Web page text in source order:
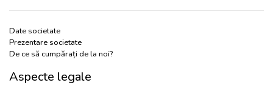
Date societate
Prezentare societate
De ce să cumpărați de la noi?
Aspecte legale